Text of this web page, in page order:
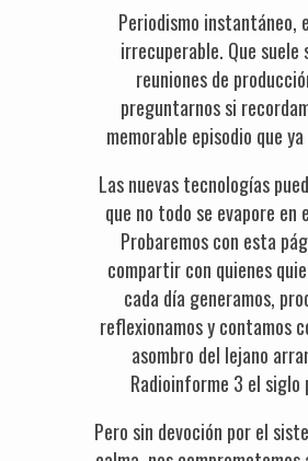
Periodismo instantáneo,
irrecuperable. Que suele
reuniones de
preguntarnos si
memorable episodio que
Las nuevas tecnologías
que no todo se evapore en
Probaremos con esta
compartir con quienes
cada día generamos,
reflexionamos y contamos
asombro del lejano
Radioinforme 3 el siglo
Pero sin devoción por el